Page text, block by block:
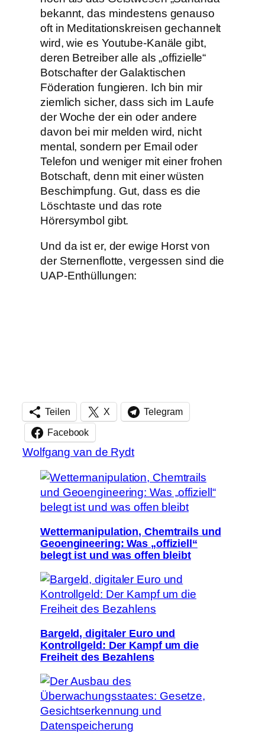
bekannt, das mindestens genauso
oft in Meditationskreisen gechannelt
wird, wie es Youtube-Kanäle gibt,
deren Betreiber alle als „offizielle“
Botschafter der Galaktischen
Föderation fungieren. Ich bin mir
ziemlich sicher, dass sich im Laufe
der Woche der ein oder andere
davon bei mir melden wird, nicht
mental, sondern per Email oder
Telefon und weniger mit einer frohen
Botschaft, denn mit einer wüsten
Beschimpfung. Gut, dass es die
Löschtaste und das rote
Hörersymbol gibt.
Und da ist er, der ewige Horst von
der Sternenflotte, vergessen sind die
UAP-Enthüllungen:
Teilen X Telegram
Facebook
Wolfgang van de Rydt
Wettermanipulation, Chemtrails und
Geoengineering: Was „offiziell“
belegt ist und was offen bleibt
Bargeld, digitaler Euro und
Kontrollgeld: Der Kampf um die
Freiheit des Bezahlens